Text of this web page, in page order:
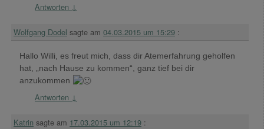
Antworten ↓
Wolfgang Dodel sagte am 04.03.2015 um 15:29 :
Hallo Willi, es freut mich, dass dir Atemerfahrung geholfen
hat, „nach Hause zu kommen“, ganz tief bei dir
anzukommen
Antworten ↓
Katrin sagte am 17.03.2015 um 12:19 :